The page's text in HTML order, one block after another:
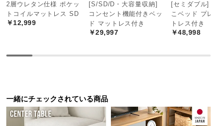
型
商
品
い
て
ラバーウッドとは
ゴムの木を加工した木材。ソフトな
印象の木目と滑らかな肌触りが特徴
天然木の風合い豊かな木目
一点一点異なる節目や継ぎ目、色味の濃淡が木目の
美しい質感を生み出します。
2層ウレタン仕様 ポケッ
トコイルマットレス SD
￥12,999
[S/SD/D・大容量収納]
コンセント機能付きベッ
ド マットレス付き
￥29,997
[セミダブル]
こベッド プレ
トレス付き
￥48,998
一緒にチェックされている商品